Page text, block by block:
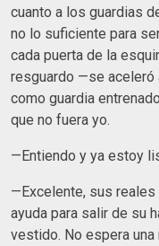
cuanto a los guardias
no lo suficiente para
cada puerta de la
resguardo —se aceleró
como guardia
que no fuera yo.
—Entiendo y ya estoy
—Excelente, sus
ayuda para salir de su
vestido. No espera